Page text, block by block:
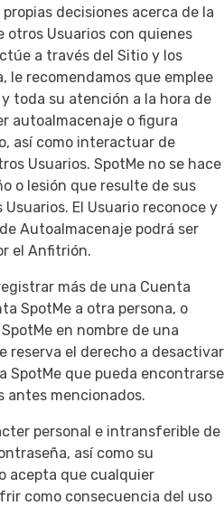
decisiones acerca de la
Usuarios con quienes
a través del Sitio y los
le recomendamos que emplee
toda su atención a la hora de
autoalmacenaje o figura
así como interactuar de
Usuarios. SpotMe no se hace
o lesión que resulte de sus
El Usuario reconoce y
Autoalmacenaje podrá ser
el Anfitrión.
más de una Cuenta
SpotMe a otra persona, o
en nombre de una
reserva el derecho a desactivar
SpotMe que pueda encontrarse
antes mencionados.
personal e intransferible de
así como su
acepta que cualquier
como consecuencia del uso